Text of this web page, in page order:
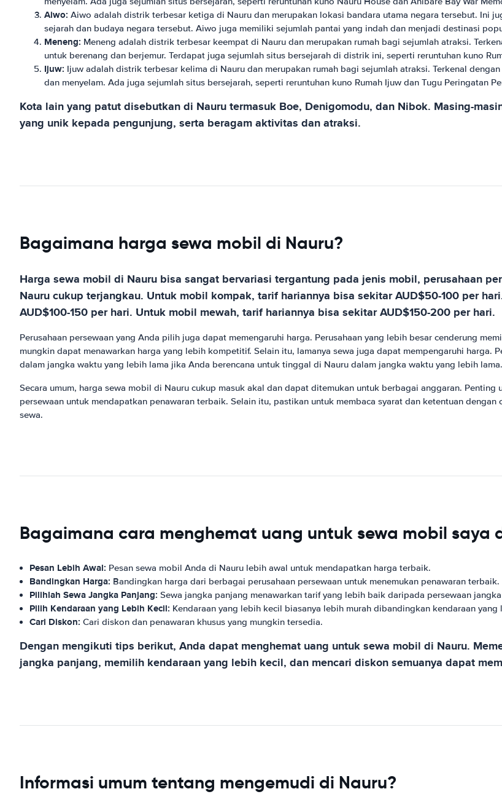
Aiwo: Aiwo adalah distrik terbesar ketiga di Nauru dan merupakan lokasi bandara utama negara tersebut. Ini
sejarah dan budaya negara tersebut. Aiwo juga memiliki sejumlah pantai yang indah dan menjadi destinasi
Meneng: Meneng adalah distrik terbesar keempat di Nauru dan merupakan rumah bagi sejumlah atraksi.
untuk berenang dan berjemur. Terdapat juga sejumlah situs bersejarah di distrik ini, seperti reruntuhan kuno
Ijuw: Ijuw adalah distrik terbesar kelima di Nauru dan merupakan rumah bagi sejumlah atraksi. Terkenal
dan menyelam. Ada juga sejumlah situs bersejarah, seperti reruntuhan kuno Rumah Ijuw dan Tugu Peringatan
Kota lain yang patut disebutkan di Nauru termasuk Boe, Denigomodu, dan Nibok. Masing-
yang unik kepada pengunjung, serta beragam aktivitas dan atraksi.
Bagaimana harga sewa mobil di Nauru?
Harga sewa mobil di Nauru bisa sangat bervariasi tergantung pada jenis mobil, perusahaan
Nauru cukup terjangkau. Untuk mobil kompak, tarif hariannya bisa sekitar AUD$50-100 per
AUD$100-150 per hari. Untuk mobil mewah, tarif hariannya bisa sekitar AUD$150-200 per hari.
Perusahaan persewaan yang Anda pilih juga dapat memengaruhi harga. Perusahaan yang lebih besar cenderung
mungkin dapat menawarkan harga yang lebih kompetitif. Selain itu, lamanya sewa juga dapat mempengaruhi harga.
dalam jangka waktu yang lebih lama jika Anda berencana untuk tinggal di Nauru dalam jangka waktu yang lebih lama.
Secara umum, harga sewa mobil di Nauru cukup masuk akal dan dapat ditemukan untuk berbagai anggaran.
persewaan untuk mendapatkan penawaran terbaik. Selain itu, pastikan untuk membaca syarat dan ketentuan
sewa.
Bagaimana cara menghemat uang untuk sewa mobil saya
Pesan Lebih Awal: Pesan sewa mobil Anda di Nauru lebih awal untuk mendapatkan harga terbaik.
Bandingkan Harga: Bandingkan harga dari berbagai perusahaan persewaan untuk menemukan penawaran terbaik.
Pilihlah Sewa Jangka Panjang: Sewa jangka panjang menawarkan tarif yang lebih baik daripada persewaan
Pilih Kendaraan yang Lebih Kecil: Kendaraan yang lebih kecil biasanya lebih murah dibandingkan kendaraan yang
Cari Diskon: Cari diskon dan penawaran khusus yang mungkin tersedia.
Dengan mengikuti tips berikut, Anda dapat menghemat uang untuk sewa mobil di Nauru.
jangka panjang, memilih kendaraan yang lebih kecil, dan mencari diskon semuanya dapat
Informasi umum tentang mengemudi di Nauru?